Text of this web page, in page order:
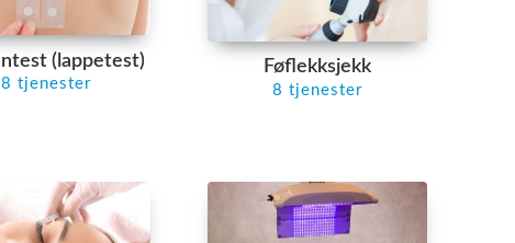
(lappetest)
tjenester
Føflekksjekk
8 tjenester